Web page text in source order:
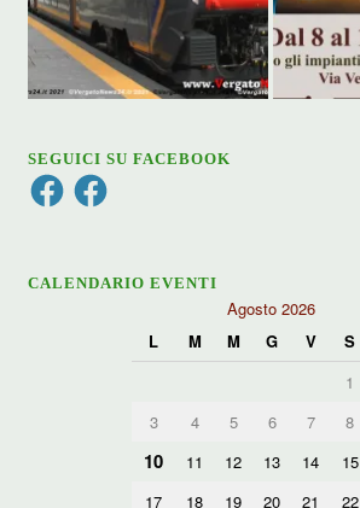
SEGUICI SU FACEBOOK
FacebookFacebook
CALENDARIO EVENTI
Agosto 2026
L
M M G V S
1
3
4 5 6 7 8
10 11 12 13 14 15
17
18 19 20 21 22